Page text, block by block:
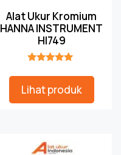
Alat Ukur Kromium
HANNA INSTRUMENT
HI749
Lihat produk